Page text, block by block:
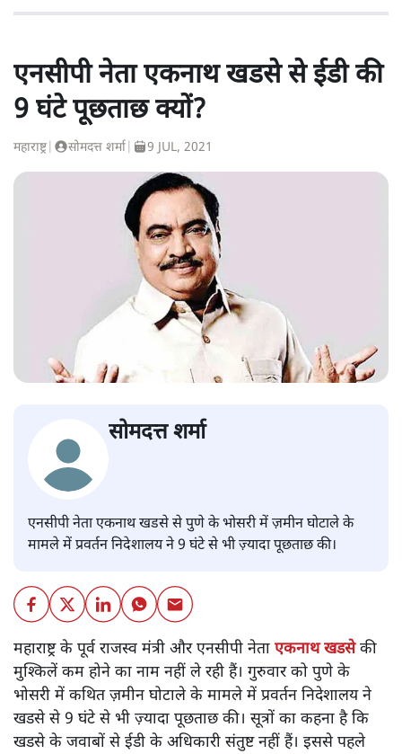
एनसीपी नेता एकनाथ खडसे से ईडी की
9 घंटे पूछताछ क्यों?
महाराष्ट्र| सोमदत्त शर्मा 9 JUL, 2021
सोमदत्त शर्मा
एनसीपी नेता एकनाथ खडसे से पुणे के भोसरी में ज़मीन घोटाले के
मामले में प्रवर्तन निदेशालय ने 9 घंटे से भी ज़्यादा पूछताछ की।
महाराष्ट्र के पूर्व राजस्व मंत्री और एनसीपी नेता एकनाथ खडसेकी
मुश्किलें कम होने का नाम नहीं ले रही हैं। गुरुवार को पुणे के
भोसरी में कथित ज़मीन घोटाले के मामले में प्रवर्तन निदेशालय ने
खडसे से 9 घंटे से भी ज़्यादा पूछताछ की। सूत्रों का कहना है कि
खडसे के जवाबों से ईडी के अधिकारी संतुष्ट नहीं हैं। इससे पहले